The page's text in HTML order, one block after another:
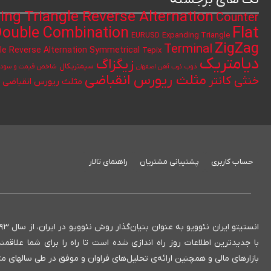
Triangle Reverse AlternationCounter
Combination EURUSD Expanding Triangle Flat
Reverse Alternation Symmetrical Tepix Terminal ZigZag
دیامتریک ذوب ذوب آهن اصفهان زیگزاگ سیمتریکال شاخص قیمت و سود
خنثی کانتر مثلث ریورس انقباضی مثلث ریورس انقباضی
حساب کاربری پشتیبانی مشتریان راهنمای تالار
با جدیدترین اطلاعات روز راه اندازی شده است تا راه را برای شما
بازارهای مالی و همچنین ارائه‌ی تحلیل‌های فراوان و موفق در طی